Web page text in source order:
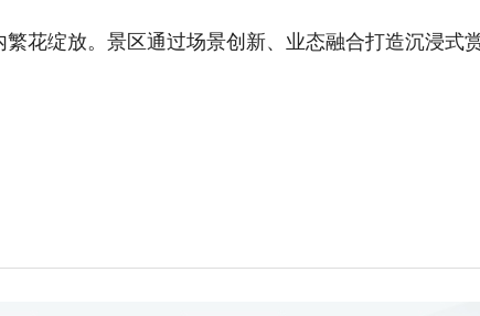
绽放。景区通过场景创新、业态融合打造沉浸式